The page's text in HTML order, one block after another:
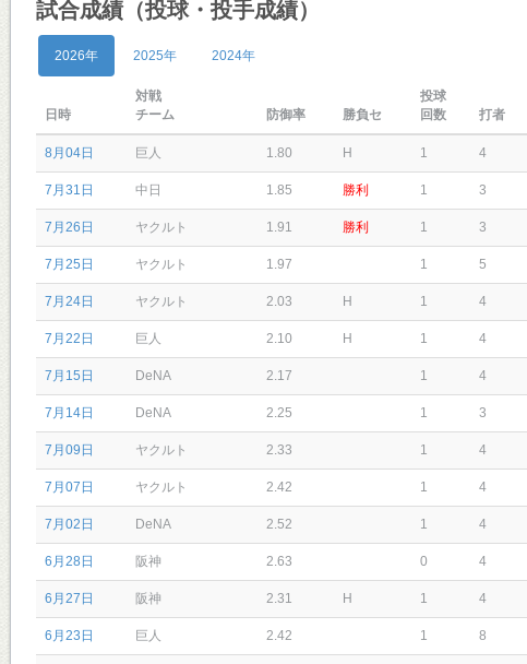
試合成績（投球・投手成績）
2026年 2025年 2024年
日時
対戦
チーム
防御率 勝負セ
投球
回数
打者
8月04日 巨人 1.80 H 1 4
7月31日 中日 1.85 勝利 1 3
7月26日 ヤクルト 1.91 勝利 1 3
7月25日 ヤクルト 1.97 1 5
7月24日 ヤクルト 2.03 H 1 4
7月22日 巨人 2.10 H 1 4
7月15日 DeNA 2.17 1 4
7月14日 DeNA 2.25 1 3
7月09日 ヤクルト 2.33 1 4
7月07日 ヤクルト 2.42 1 4
7月02日 DeNA 2.52 1 4
6月28日 阪神 2.63 0 4
6月27日 阪神 2.31 H 1 4
6月23日 巨人 2.42 1 8